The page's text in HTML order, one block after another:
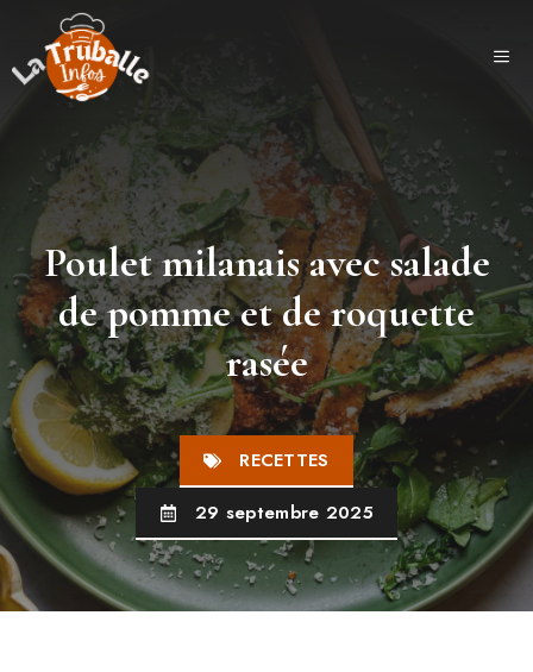
contenu
Poulet milanais avec salade
de pomme et de roquette
rasée
RECETTES
29 septembre 2025